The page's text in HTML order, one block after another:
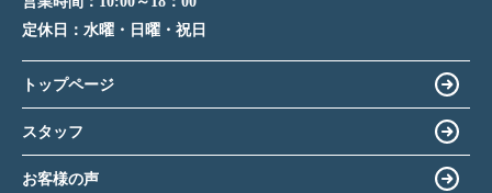
定休日： 水曜・日曜・祝日
トップページ
スタッフ
お客様の声